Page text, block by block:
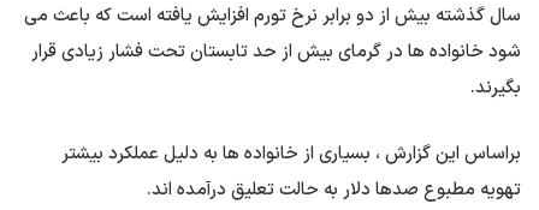
سال گذشته بیش از دو برابر نرخ تورم افزایش یافته است که باعث می
شود خانواده ها در گرمای بیش از حد تابستان تحت فشار زیادی قرار
بگیرند.
براساس این گزارش ، بسیاری از خانواده ها به دلیل عملکرد بیشتر
تهویه مطبوع صدها دلار به حالت تعلیق درآمده اند.